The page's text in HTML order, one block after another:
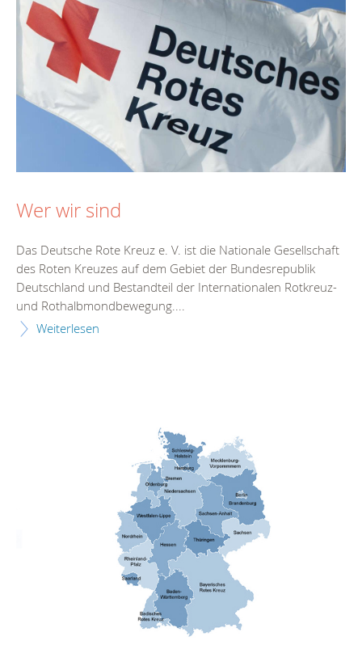
Wer wir sind
Das Deutsche Rote Kreuz e. V. ist die Nationale Gesellschaft
des Roten Kreuzes auf dem Gebiet der Bundesrepublik
Deutschland und Bestandteil der Internationalen Rotkreuz-
und Rothalbmondbewegung....
Weiterlesen